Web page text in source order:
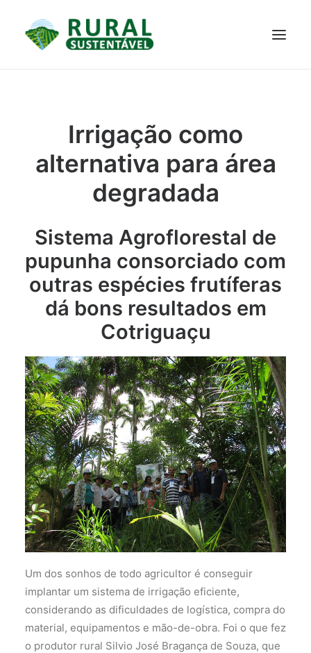
JANELA DO CONHECIMENTO
RESULTADOS ALCANÇADOS
Irrigação como
alternativa para área
degradada
Sistema Agroflorestal de
pupunha consorciado com
outras espécies frutíferas
dá bons resultados em
Cotriguaçu
Um dos sonhos de todo agricultor é conseguir
implantar um sistema de irrigação eficiente,
considerando as dificuldades de logística, compra do
material, equipamentos e mão-de-obra. Foi o que fez
o produtor rural Silvio José Bragança de Souza, que